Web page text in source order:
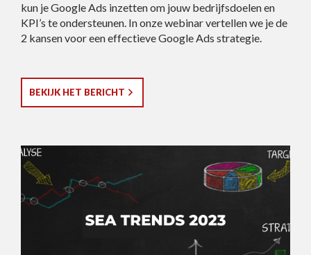
kun je Google Ads inzetten om jouw bedrijfsdoelen en
KPI’s te ondersteunen. In onze webinar vertellen we je de
2 kansen voor een effectieve Google Ads strategie.
BEKIJK HET BERICHT